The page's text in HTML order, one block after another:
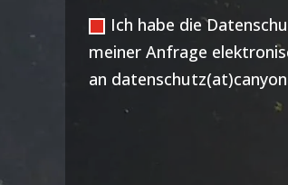
Ich habe die
meiner Anfrage
an